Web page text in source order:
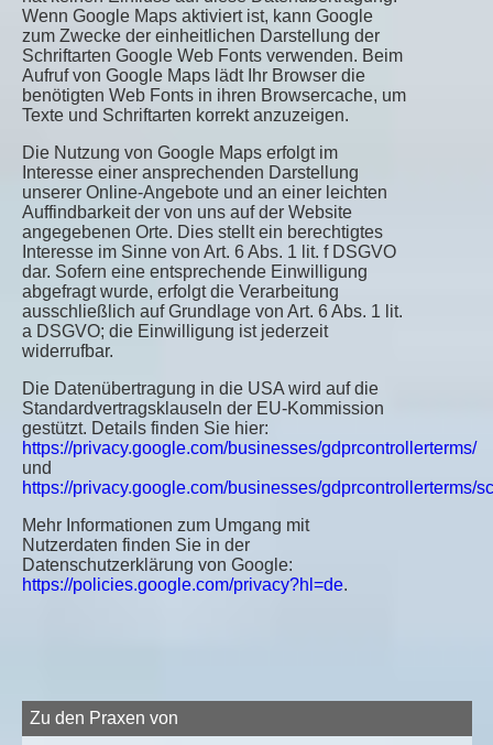
Wenn Google Maps aktiviert ist, kann Google
zum Zwecke der einheitlichen Darstellung der
Schriftarten Google Web Fonts verwenden. Beim
Aufruf von Google Maps lädt Ihr Browser die
benötigten Web Fonts in ihren Browsercache, um
Texte und Schriftarten korrekt anzuzeigen.
Die Nutzung von Google Maps erfolgt im
Interesse einer ansprechenden Darstellung
unserer Online-Angebote und an einer leichten
Auffindbarkeit der von uns auf der Website
angegebenen Orte. Dies stellt ein berechtigtes
Interesse im Sinne von Art. 6 Abs. 1 lit. f DSGVO
dar. Sofern eine entsprechende Einwilligung
abgefragt wurde, erfolgt die Verarbeitung
ausschließlich auf Grundlage von Art. 6 Abs. 1 lit.
a DSGVO; die Einwilligung ist jederzeit
widerrufbar.
Die Datenübertragung in die USA wird auf die
Standardvertragsklauseln der EU-Kommission
gestützt. Details finden Sie hier:
https://privacy.google.com/businesses/gdprcontrollerterms/
und
https://privacy.google.com/businesses/gdprcontrollerterms/
Mehr Informationen zum Umgang mit
Nutzerdaten finden Sie in der
Datenschutzerklärung von Google:
https://policies.google.com/privacy?hl=de.
Zu den Praxen von